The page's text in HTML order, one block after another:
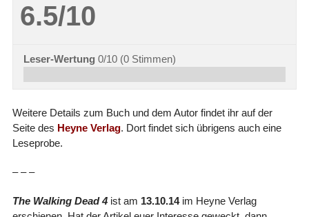
6.5/10
Leser-Wertung 0/10 (0Stimmen)
Weitere Details zum Buch und dem Autor findet ihr auf der
Seite des Heyne Verlag. Dort findet sich übrigens auch eine
Leseprobe.
– – –
The Walking Dead 4ist am 13.10.14im Heyne Verlag